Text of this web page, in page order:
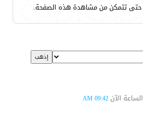
حتى تتمكن من مشاهدة هذه الصفحة.
الساعة الآن 09:42 AM